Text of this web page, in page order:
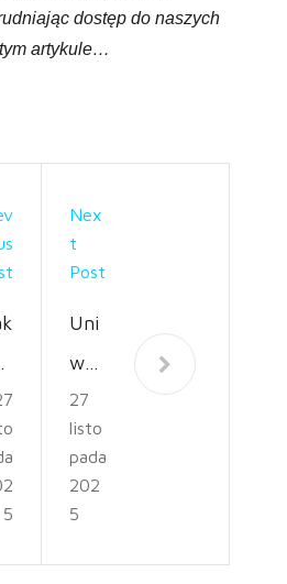
dostęp do naszych
artykule…
ć
5
Nex
T
Post
Uni
wer
saln
e i
niez
awo
dne
27
listo
pada
202
5